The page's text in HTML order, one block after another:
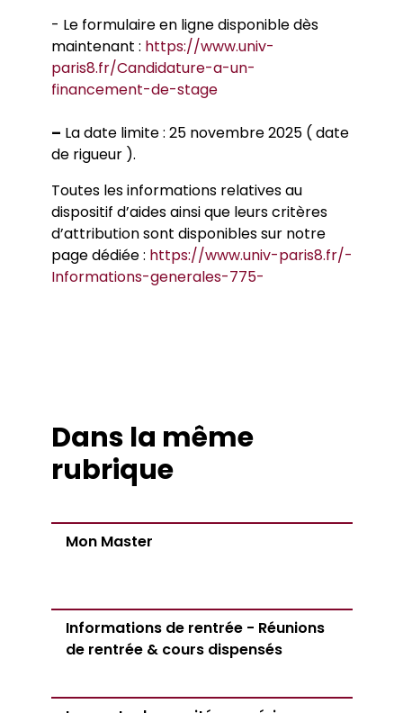
- Le formulaire en ligne disponible dès
maintenant : https://www.univ-
paris8.fr/Candidature-a-un-
financement-de-stage
– La date limite : 25 novembre 2025 ( date
de rigueur ).
Toutes les informations relatives au
dispositif d’aides ainsi que leurs critères
d’attribution sont disponibles sur notre
page dédiée : https://www.univ-paris8.fr/-
Informations-generales-775-
Dans la même
rubrique
Mon Master
Informations de rentrée - Réunions
de rentrée & cours dispensés